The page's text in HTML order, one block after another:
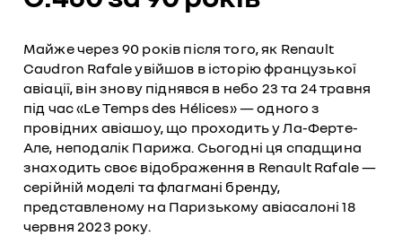
Майже через 90 років після того, як Renault
Caudron Rafale увійшов в історію французької
авіації, він знову піднявся в небо 23 та 24 травня
під час «Le Temps des Hélices» — одного з
провідних авіашоу, що проходить у Ла-Ферте-
Але, неподалік Парижа. Сьогодні ця спадщина
знаходить своє відображення в Renault Rafale —
серійній моделі та флагмані бренду,
представленому на Паризькому авіасалоні 18
червня 2023 року.